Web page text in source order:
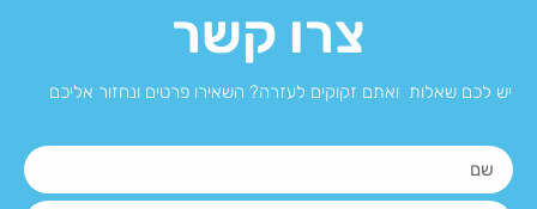
צרו קשר
יש לכם שאלות ואתם זקוקים לעזרה? השאירו פרטים ונחזור אליכם